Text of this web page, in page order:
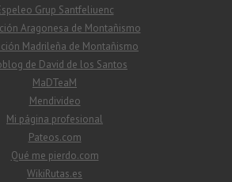
Grup Santfeliuenc
Aragonesa de Montañismo
Madrileña de Montañismo
de David de los Santos
MaDTeaM
Mendivideo
Mi página profesional
Pateos.com
Qué me pierdo.com
WikiRutas.es